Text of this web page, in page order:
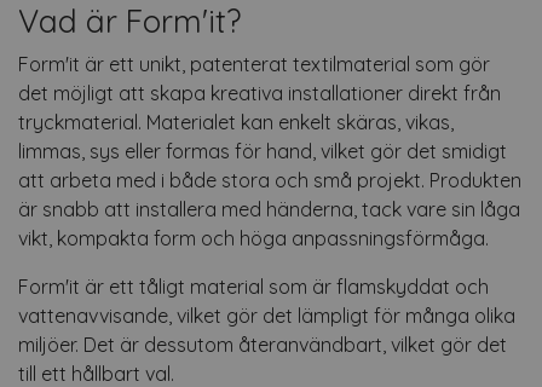
Vad är Form'it?
Form'it är ett unikt, patenterat textilmaterial som gör
det möjligt att skapa kreativa installationer direkt från
tryckmaterial. Materialet kan enkelt skäras, vikas,
limmas, sys eller formas för hand, vilket gör det smidigt
att arbeta med i både stora och små projekt. Produkten
är snabb att installera med händerna, tack vare sin låga
vikt, kompakta form och höga anpassningsförmåga.
Form'it är ett tåligt material som är flamskyddat och
vattenavvisande, vilket gör det lämpligt för många olika
miljöer. Det är dessutom återanvändbart, vilket gör det
till ett hållbart val.